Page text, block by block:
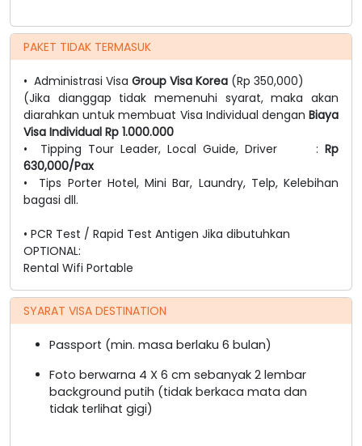
PAKET TIDAK TERMASUK
• Administrasi Visa Group Visa Korea (Rp 350,000)
(Jika dianggap tidak memenuhi syarat, maka akan
diarahkan untuk membuat Visa Individual dengan Biaya
Visa Individual Rp 1.000.000
• Tipping Tour Leader, Local Guide, Driver : Rp
630,000/Pax
• Tips Porter Hotel, Mini Bar, Laundry, Telp, Kelebihan
bagasi dll.
• PCR Test / Rapid Test Antigen Jika dibutuhkan
OPTIONAL:
Rental Wifi Portable
SYARAT VISA DESTINATION
Passport (min. masa berlaku 6 bulan)
Foto berwarna 4 X 6 cm sebanyak 2 lembar
background putih (tidak berkaca mata dan
tidak terlihat gigi)